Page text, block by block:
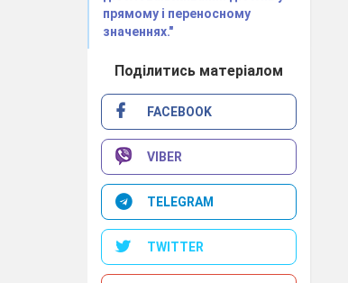
прямому і переносному
значеннях."
Поділитись матеріалом
FACEBOOK
VIBER
TELEGRAM
TWITTER